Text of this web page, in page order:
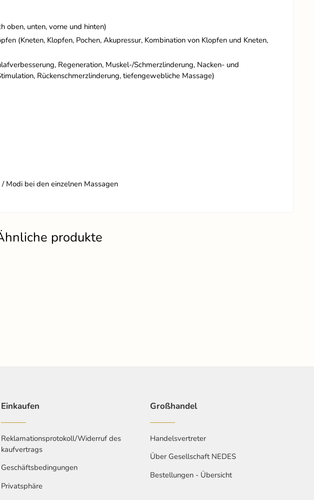
oben, unten, vorne und hinten)
(Kneten, Klopfen, Pochen, Akupressur, Kombination von Klopfen und Kneten,
Regeneration, Muskel-/Schmerzlinderung, Nacken- und
Rückenschmerzlinderung, tiefengewebliche Massage)
Modi bei den einzelnen Massagen
produkte
Einkaufen
Reklamationsprotokoll/Widerruf des
kaufvertrags
Geschäftsbedingungen
Privatsphäre
Großhandel
Handelsvertreter
Über Gesellschaft NEDES
Bestellungen - Übersicht